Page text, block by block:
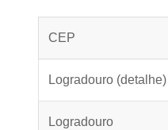
CEP
Logradouro (detalhe)
Logradouro